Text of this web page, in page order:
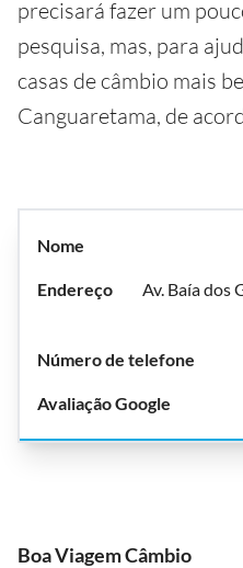
precisará fazer um
pesquisa, mas, para
casas de câmbio mais
Canguaretama, de
Av. Baía dos
Boa Viagem Câmbio